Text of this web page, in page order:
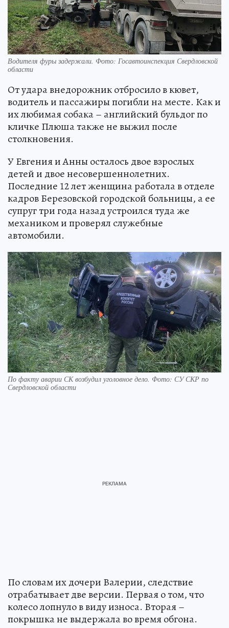
Водителя фуры задержали. Фото: Госавтоинспекция Свердловской
области
От удара внедорожник отбросило в кювет,
водитель и пассажиры погибли на месте. Как и
их любимая собака – английский бульдог по
кличке Плюша также не выжил после
столкновения.
У Евгения и Анны осталось двое взрослых
детей и двое несовершеннолетних.
Последние 12 лет женщина работала в отделе
кадров Березовской городской больницы, а ее
супруг три года назад устроился туда же
механиком и проверял служебные
автомобили.
По факту аварии СК возбудил уголовное дело. Фото: СУ СКР по
Свердловской области
По словам их дочери Валерии, следствие
отрабатывает две версии. Первая о том, что
колесо лопнуло в виду износа. Вторая –
покрышка не выдержала во время обгона.